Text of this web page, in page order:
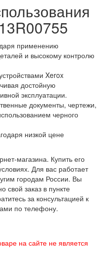
применению
и высокому контролю
Xerox
достойную
эксплуатации.
документы, чертежи,
черного
низкой цене
магазина. Купить его
Для вас работает
городам России. Вы
свой заказ в пункте
за консультацией к
по телефону.
на сайте не является